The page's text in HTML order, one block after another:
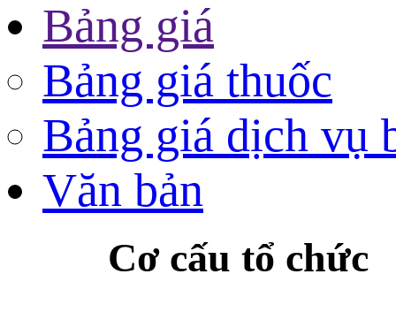
Bảng giá
Bảng giá thuốc
Bảng giá dịch vụ
Văn bản
Cơ cấu tổ chức